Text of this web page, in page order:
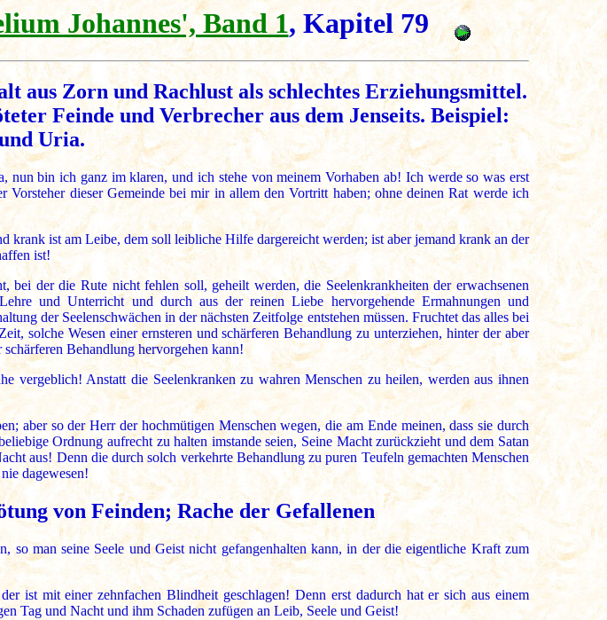
Johannes', Band 1, Kapitel 79
aus Zorn und Rachlust als schlechtes Erziehungsmittel.
Feinde und Verbrecher aus dem Jenseits. Beispiel:
Uria.
nun bin ich ganz im klaren, und ich stehe von meinem Vorhaben ab! Ich werde so was erst
dieser Gemeinde bei mir in allem den Vortritt haben; ohne deinen Rat werde ich
krank ist am Leibe, dem soll leibliche Hilfe dargereicht werden; ist aber jemand krank an der
ist!
der die Rute nicht fehlen soll, geheilt werden, die Seelenkrankheiten der erwachsenen
und Unterricht und durch aus der reinen Liebe hervorgehende Ermahnungen und
der Seelenschwächen in der nächsten Zeitfolge entstehen müssen. Fruchtet das alles bei
solche Wesen einer ernsteren und schärferen Behandlung zu unterziehen, hinter der aber
Behandlung hervorgehen kann!
vergeblich! Anstatt die Seelenkranken zu wahren Menschen zu heilen, werden aus ihnen
aber so der Herr der hochmütigen Menschen wegen, die am Ende meinen, dass sie durch
Ordnung aufrecht zu halten imstande seien, Seine Macht zurückzieht und dem Satan
aus! Denn die durch solch verkehrte Behandlung zu puren Teufeln gemachten Menschen
dagewesen!
von Feinden; Rache der Gefallenen
man seine Seele und Geist nicht gefangenhalten kann, in der die eigentliche Kraft zum
ist mit einer zehnfachen Blindheit geschlagen! Denn erst dadurch hat er sich aus einem
Tag und Nacht und ihm Schaden zufügen an Leib, Seele und Geist!